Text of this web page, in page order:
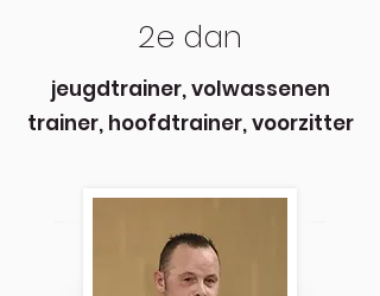
2e dan
jeugdtrainer, volwassenen
trainer, hoofdtrainer, voorzitter